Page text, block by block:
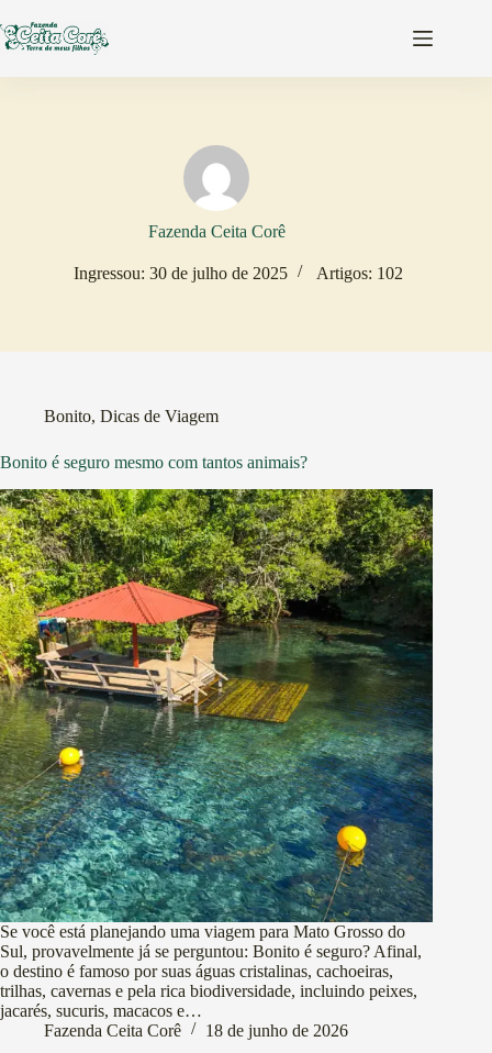
para
o
Fazenda Ceita Corê
Ingressou: 30 de julho de 2025 Artigos: 102
Bonito, Dicas de Viagem
Bonito é seguro mesmo com tantos animais?
Se você está planejando uma viagem para Mato Grosso do
Sul, provavelmente já se perguntou: Bonito é seguro? Afinal,
o destino é famoso por suas águas cristalinas, cachoeiras,
trilhas, cavernas e pela rica biodiversidade, incluindo peixes,
jacarés, sucuris, macacos e…
Fazenda Ceita Corê
18 de junho de 2026